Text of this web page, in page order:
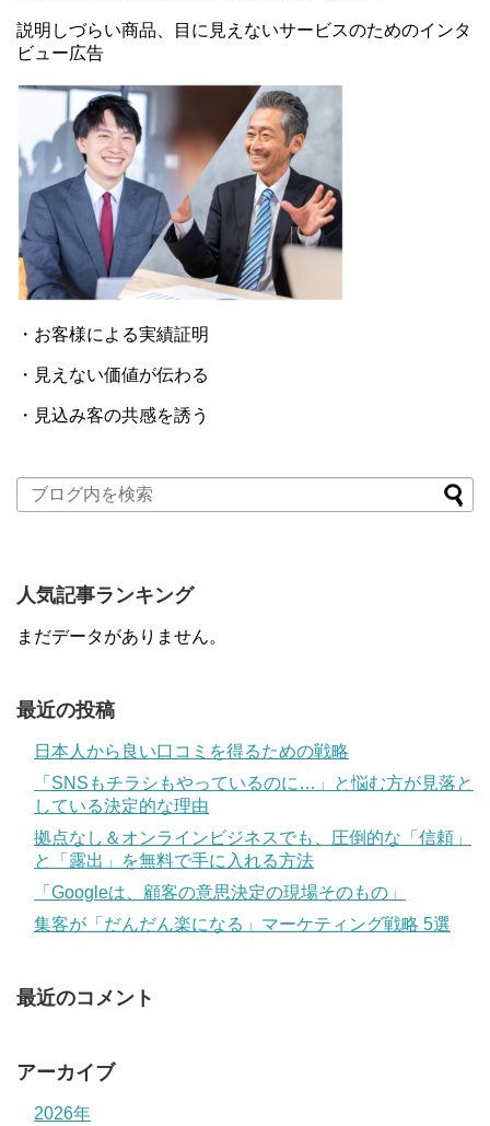
説明しづらい商品、目に見えないサービスのためのインタ
ビュー広告
・お客様による実績証明
・見えない価値が伝わる
・見込み客の共感を誘う
人気記事ランキング
まだデータがありません。
最近の投稿
日本人から良い口コミを得るための戦略
「SNSもチラシもやっているのに…」と悩む方が見落と
している決定的な理由
拠点なし＆オンラインビジネスでも、圧倒的な「信頼」
と「露出」を無料で手に入れる方法
「Googleは、顧客の意思決定の現場そのもの」
集客が「だんだん楽になる」マーケティング戦略 5選
最近のコメント
アーカイブ
2026年